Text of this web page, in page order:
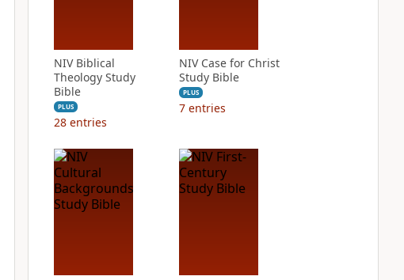
NIV Biblical
Theology Study
Bible
PLUS
28 entries
NIV Case for Christ
Study Bible
PLUS
7 entries